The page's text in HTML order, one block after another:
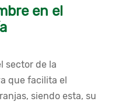
en el
sector de la
que facilita el
siendo esta, su